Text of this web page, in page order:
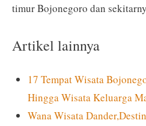
timur Bojonegoro dan
Artikel lainnya
17 Tempat Wisata
Hingga Wisata Keluarga
Wana Wisata